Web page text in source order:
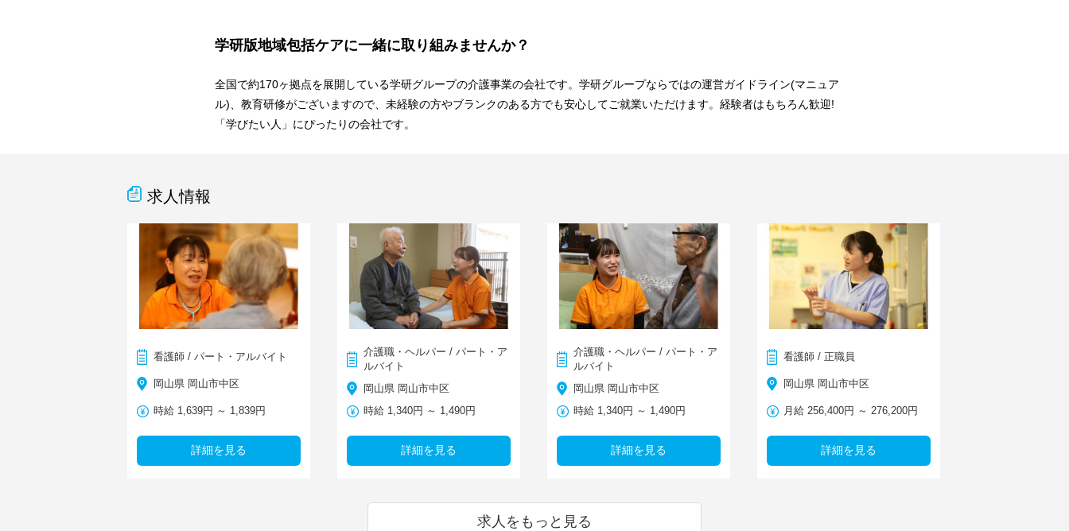
学研版地域包括ケアに一緒に取り組みませんか？
全国で約170ヶ拠点を展開している学研グループの介護事業の会社です。学研グループならではの運営ガイドライン(マニュア
ル)、教育研修がございますので、未経験の方やブランクのある方でも安心してご就業いただけます。経験者はもちろん歓迎!
「学びたい人」にぴったりの会社です。
求人情報
看護師 / パート・アルバイト
岡山県 岡山市中区
時給 1,639円 ～ 1,839円
詳細を見る
介護職・ヘルパー / パート・ア
ルバイト
岡山県 岡山市中区
時給 1,340円 ～ 1,490円
詳細を見る
介護職・ヘルパー / パート・ア
ルバイト
岡山県 岡山市中区
時給 1,340円 ～ 1,490円
詳細を見る
看護師 / 正職員
岡山県 岡山市中区
月給 256,400円 ～ 276,200円
詳細を見る
求人をもっと見る